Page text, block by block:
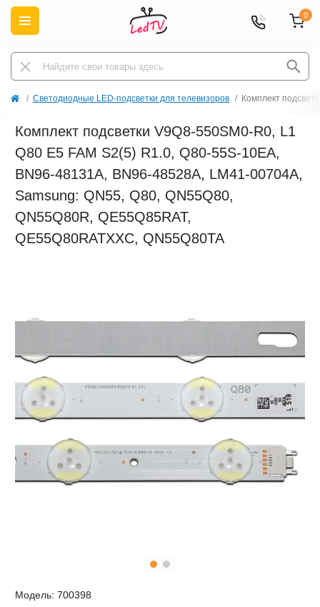
0
Светодиодные LED-подсветки для телевизоров Комплект
Комплект подсветки V9Q8-550SM0-R0, L1
Q80 E5 FAM S2(5) R1.0, Q80-55S-10EA,
BN96-48131A, BN96-48528A, LM41-00704A,
Samsung: QN55, Q80, QN55Q80,
QN55Q80R, QE55Q85RAT,
QE55Q80RATXXC, QN55Q80TA
Модель: 700398